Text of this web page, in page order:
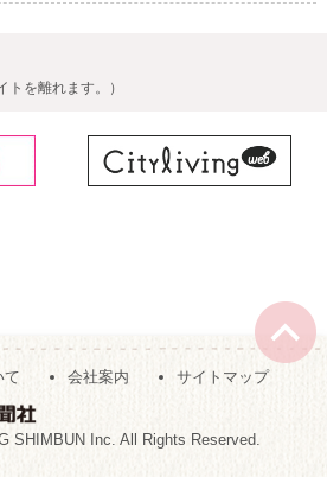
トを離れます。）
て 会社案内 サイトマップ
SHIMBUN Inc. All Rights Reserved.